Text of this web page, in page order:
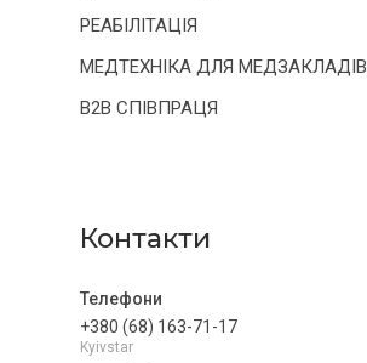
РЕАБІЛІТАЦІЯ
МЕДТЕХНІКА ДЛЯ МЕДЗАКЛАДІВ
B2B СПІВПРАЦЯ
Контакти
+380 (68) 163-71-17
Kyivstar